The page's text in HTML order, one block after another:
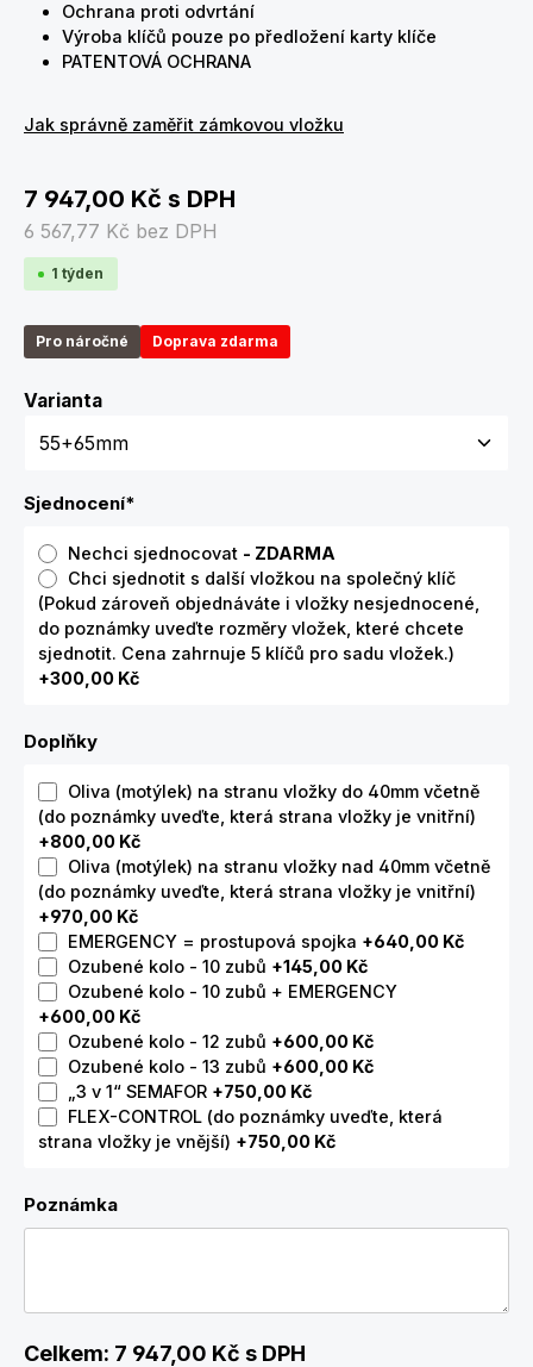
Ochrana proti odvrtání
Výroba klíčů pouze po předložení karty klíče
PATENTOVÁ OCHRANA
Jak správně zaměřit zámkovou vložku
7 947,00 Kč s DPH
6 567,77 Kč bez DPH
1 týden
Pro náročné Doprava zdarma
VariantaZvolte variantu
Sjednocení*
Nechci sjednocovat - ZDARMA
Chci sjednotit s další vložkou na společný klíč
(Pokud zároveň objednáváte i vložky nesjednocené,
do poznámky uveďte rozměry vložek, které chcete
sjednotit. Cena zahrnuje 5 klíčů pro sadu vložek.)
+300,00 Kč
Doplňky
Oliva (motýlek) na stranu vložky do 40mm včetně
(do poznámky uveďte, která strana vložky je vnitřní)
+800,00 Kč
Oliva (motýlek) na stranu vložky nad 40mm včetně
(do poznámky uveďte, která strana vložky je vnitřní)
+970,00 Kč
EMERGENCY = prostupová spojka +640,00 Kč
Ozubené kolo - 10 zubů +145,00 Kč
Ozubené kolo - 10 zubů + EMERGENCY
+600,00 Kč
Ozubené kolo - 12 zubů +600,00 Kč
Ozubené kolo - 13 zubů +600,00 Kč
„3 v 1“ SEMAFOR +750,00 Kč
FLEX-CONTROL (do poznámky uveďte, která
strana vložky je vnější) +750,00 Kč
Poznámka
Celkem: 7 947,00 Kč s DPH